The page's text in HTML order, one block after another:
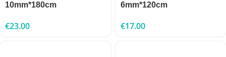
10mm*180cm
€23.00
6mm*120cm
€17.00